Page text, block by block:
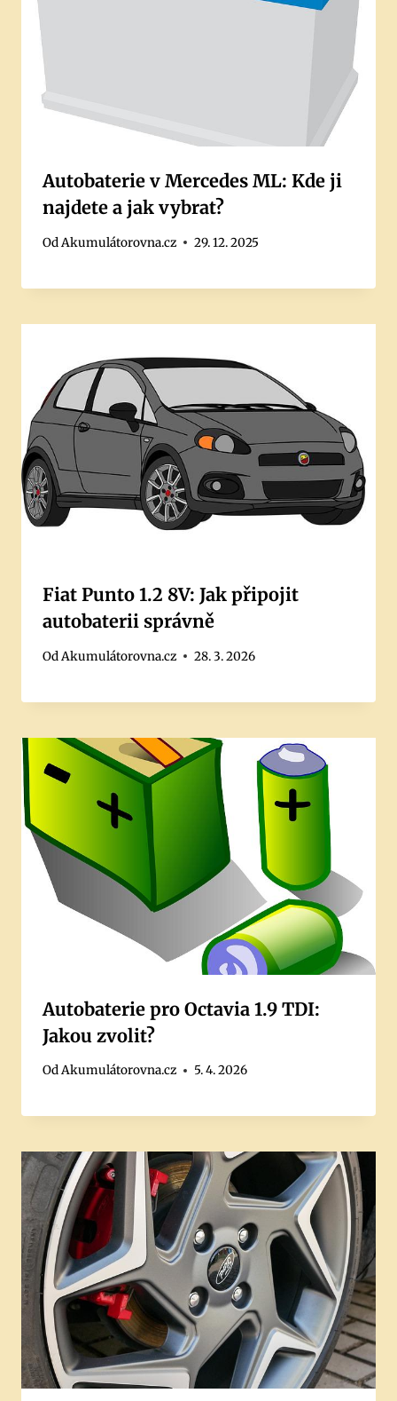
Autobaterie v Mercedes ML: Kde ji
najdete a jak vybrat?
OdAkumulátorovna.cz 29. 12. 2025
Fiat Punto 1.2 8V: Jak připojit
autobaterii správně
OdAkumulátorovna.cz 28. 3. 2026
Autobaterie pro Octavia 1.9 TDI:
Jakou zvolit?
OdAkumulátorovna.cz 5. 4. 2026